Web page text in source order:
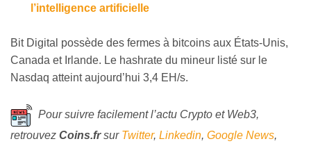
l’intelligence artificielle
Bit Digital possède des fermes à bitcoins aux États-Unis,
Canada et Irlande. Le hashrate du mineur listé sur le
Nasdaq atteint aujourd’hui 3,4 EH/s.
Pour suivre facilement l’actu Crypto et Web3,
retrouvez Coins.frsur Twitter, Linkedin, Google News,